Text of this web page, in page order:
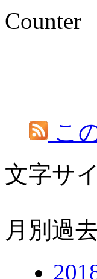
Counter
こ
文字サ
月別過